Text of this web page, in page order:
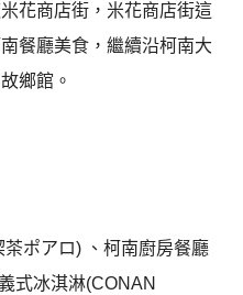
花商店街，米花商店街這
餐廳美食，繼續沿柯南大
鄉館。
ポアロ) 、柯南廚房餐廳
式冰淇淋(CONAN